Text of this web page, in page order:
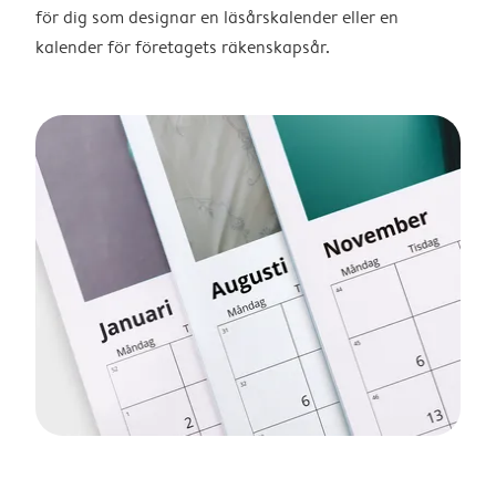
för dig som designar en läsårskalender eller en
kalender för företagets räkenskapsår.